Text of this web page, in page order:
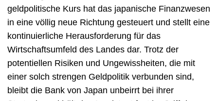
geldpolitische Kurs hat das japanische Finanzwesen
in eine völlig neue Richtung gesteuert und stellt eine
kontinuierliche Herausforderung für das
Wirtschaftsumfeld des Landes dar. Trotz der
potentiellen Risiken und Ungewissheiten, die mit
einer solch strengen Geldpolitik verbunden sind,
bleibt die Bank von Japan unbeirrt bei ihrer